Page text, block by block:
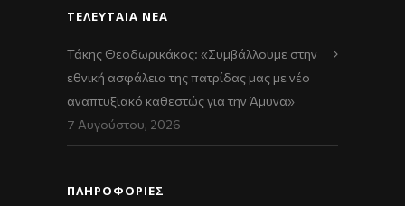
ΤΕΛΕΥΤΑΊΑ ΝΈΑ
Τάκης Θεοδωρικάκος: «Συμβάλλουμε στην
εθνική ασφάλεια της πατρίδας μας με νέο
αναπτυξιακό καθεστώς για την Άμυνα»
7 Αυγούστου, 2026
ΠΛΗΡΟΦΟΡΙΕΣ